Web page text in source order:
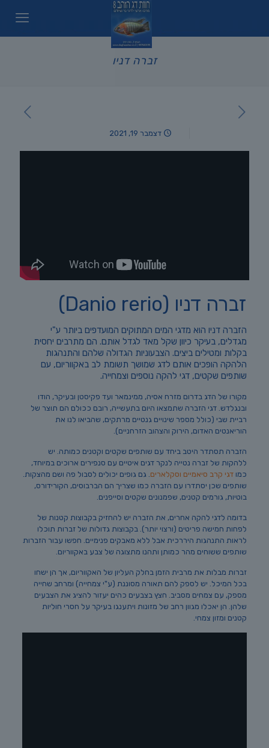
זברה דניו
דצמבר 19, 2021
זברה דניו (Danio rerio)
הזברה דניו הוא מדגי המים המתוקים המועדפים ביותר ע"י
מגדלים, בעיקר כיוון שקל מאד לגדל אותם. הם מתרבים יחסית
בקלות ומטילים ביצים. הצבעוניות הגדולה שלהם והתנהגות
הלהקה הופכים אותם לדג שמושך תשומת לב באקווריום, עם
שותפים שקטים, דגי להקה נוספים וצמחייה.
מקורו של הדג בדרום מזרח אסיה, ממינמאר ועד פקיסטן ובעיקר, הודו
ובנגלדש. דגי הזברה שתמצאו היום בתעשייה, רובם ככולם הם תוצר של
רביית שבי (כולל מספר שינויים גנטיים מרתקים, שהביאו לנו את
הוריאנטים האדום, הירוק והצהוב הזרחניים).
הזברה תסתדר היטב ביחד עם שותפים שקטים וקטנים כמותה. יש
ללהקות של זברה נטייה לנקר דגים איטיים עם סנפירים ארוכים במיוחד,
כמו דגי קרב סיאמיים וסקלארים . גם גופים יכולים לסבול פה ושם מהצקות.
שותפים שכן יסתדרו עם הזברה כמו שצריך הם הברבוסים, הקורידורס,
בוטיות, גורמים קטנים, שפמנונים שקטים וסייפנים.
בדומה לדגי להקה אחרים, את הזברה יש להחזיק בקבוצות קטנות של
לפחות חמישה פריטים (ורצוי יותר). בקבוצות גדולות של זברות תוכלו
לראות התנהגות היררכית אבל ללא מאבקים פנימיים. חפשו עבור הזברות
שותפים ששוחים מהר כמותן ותהנו מתצוגה של צבע באקווריום.
זברות מבלות את מרבית הזמן בחלק העליון של האקווריום, אך הן ישחו
בכל המיכל. יש לספק להם תאורה מסוננת (ע"י צמחייה) ומרחב שחייה
מספק, עם צמחים מסביב. חצץ בצבעים כהים יעזור להציג את הצבעים
שלהן. הן יאכלו מגוון רחב של מזונות ויתענגו בעיקר על חסרי חוליות
קטנים ומזון צמחי.